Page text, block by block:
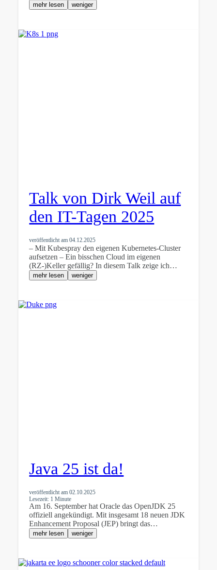
mehr lesen weniger
Talk von Dirk Weil auf
den IT-Tagen 2025
veröffentlicht am04.12.2025
– Mit Kubespray den eigenen Kubernetes-Cluster
aufsetzen – Ein bisschen Cloud im eigenen
(RZ-)Keller gefällig? In diesem Talk zeige ich…
mehr lesen weniger
Java 25 ist da!
veröffentlicht am02.10.2025
Lesezeit: 1 Minute
Am 16. September hat Oracle das OpenJDK 25
offiziell angekündigt. Mit insgesamt 18 neuen JDK
Enhancement Proposal (JEP) bringt das…
mehr lesen weniger